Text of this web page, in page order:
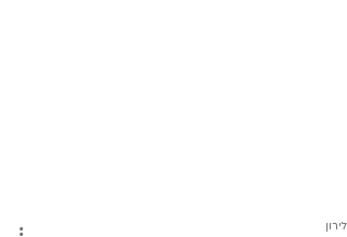
לירון